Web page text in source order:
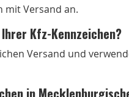
mit Versand an.
Kfz-Kennzeichen?
Versand und